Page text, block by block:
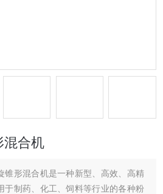
混合机
锥形混合机是一种新型、高效、高精
于制药、化工、饲料等行业的各种粉